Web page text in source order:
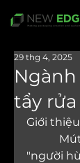
tẩy
29 thg 4, 2025
Giới thiệu
"người